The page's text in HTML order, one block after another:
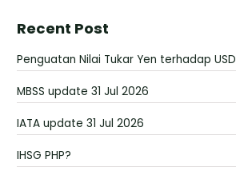
Recent Post
Penguatan Nilai Tukar Yen terhadap USD
MBSS update 31 Jul 2026
IATA update 31 Jul 2026
IHSG PHP?